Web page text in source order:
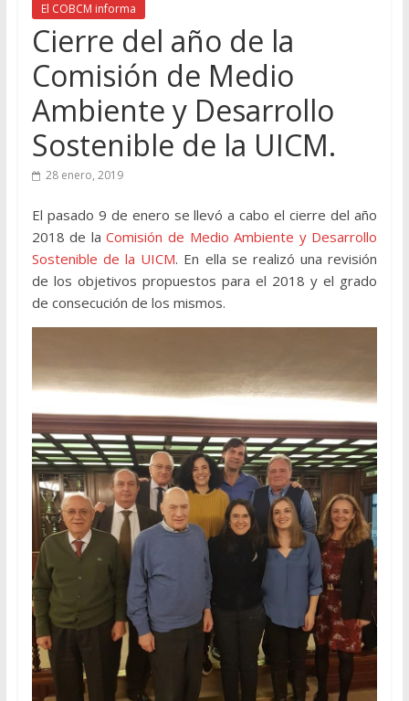
El COBCM informa
Cierre del año de la
Comisión de Medio
Ambiente y Desarrollo
Sostenible de la UICM.
28 enero, 2019
El pasado 9 de enero se llevó a cabo el cierre del año
2018 de laComisión de Medio Ambiente y Desarrollo
Sostenible de la UICM. En ella se realizó una revisión
de los objetivos propuestos para el 2018 y el grado
de consecución de los mismos.